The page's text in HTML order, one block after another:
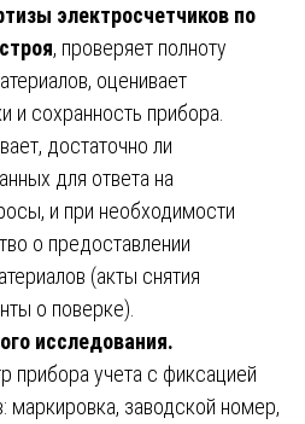
электросчетчиков по
, проверяет полноту
оценивает
и сохранность прибора.
достаточно ли
для ответа на
и при необходимости
о предоставлении
(акты снятия
о поверке).
исследования.
прибора учета с фиксацией
маркировка, заводской номер,